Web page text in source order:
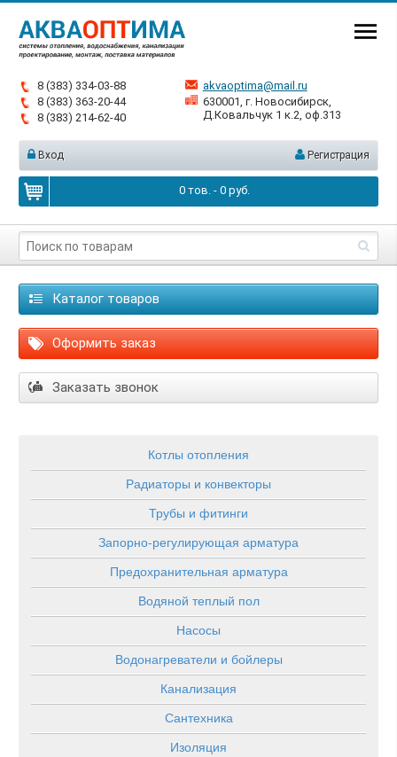
8 (383) 334-03-88
8 (383) 363-20-44
8 (383) 214-62-40
akvaoptima@mail.ru
630001, г. Новосибирск,
Д.Ковальчук 1 к.2, оф.313
Вход Регистрация
0тов. - 0руб.
Каталог товаров
Оформить заказ
Заказать звонок
Котлы отопления
Радиаторы и конвекторы
Трубы и фитинги
Запорно-регулирующая арматура
Предохранительная арматура
Водяной теплый пол
Насосы
Водонагреватели и бойлеры
Канализация
Сантехника
Изоляция